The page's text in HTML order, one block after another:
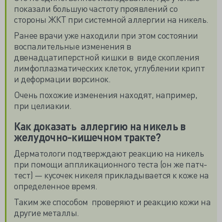
показали большую частоту проявлений со
стороны ЖКТ при системной аллергии на никель.
Ранее врачи уже находили при этом состоянии
воспалительные изменения в
двенадцатиперстной кишки в виде скопления
лимфоплазматических клеток, углублении крипт
и деформации ворсинок.
Очень похожие изменения находят, например,
при целиакии.
Как доказать аллергию на никель в
желудочно-кишечном тракте?
Дерматологи подтверждают реакцию на никель
при помощи аппликационного теста (он же патч-
тест) — кусочек никеля прикладывается к коже на
определенное время.
Таким же способом проверяют и реакцию кожи на
другие металлы.